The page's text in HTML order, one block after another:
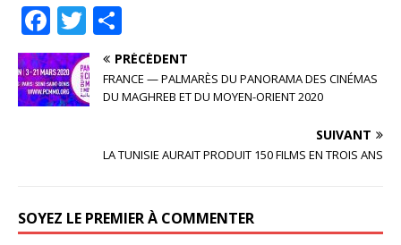
F
a
c
e
k
T
w
it
te
ar
ta
g
r
PRÉCÉDENT
FRANCE — PALMARÈS DU PANORAMA DES CINÉMAS
DU MAGHREB ET DU MOYEN-ORIENT 2020
SUIVANT
LA TUNISIE AURAIT PRODUIT 150 FILMS EN TROIS ANS
SOYEZ LE PREMIER À COMMENTER